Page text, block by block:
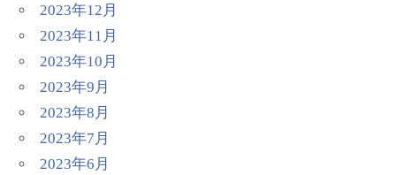
2023年12月
2023年11月
2023年10月
2023年9月
2023年8月
2023年7月
2023年6月